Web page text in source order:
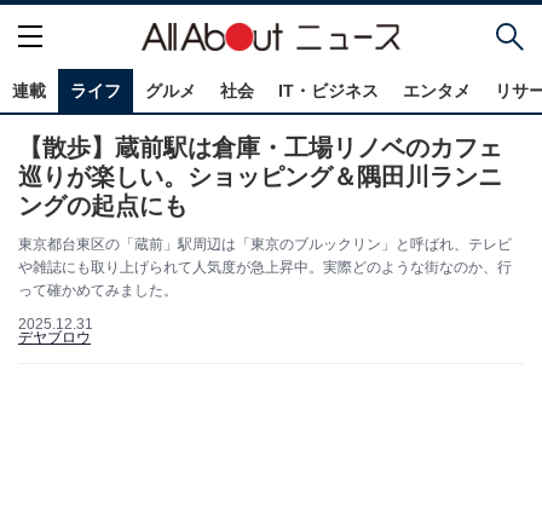
連載 ライフ グルメ 社会 IT・ビジネス エンタメ リサ
【散歩】蔵前駅は倉庫・工場リノベのカフェ
巡りが楽しい。ショッピング＆隅田川ランニ
ングの起点にも
東京都台東区の「蔵前」駅周辺は「東京のブルックリン」と呼ばれ、テレビ
や雑誌にも取り上げられて人気度が急上昇中。実際どのような街なのか、行
って確かめてみました。
2025.12.31
デヤブロウ